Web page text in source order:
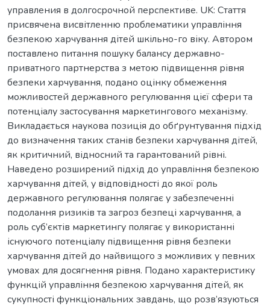
управления в долгосрочной перспективе. UK: Стаття
присвячена висвітленню проблематики управління
безпекою харчування дітей шкільно-го віку. Автором
поставлено питання пошуку балансу державно-
приватного партнерства з метою підвищення рівня
безпеки харчування, подано оцінку обмеження
можливостей державного регулювання цієї сфери та
потенціалу застосування маркетингового механізму.
Викладається наукова позиція до обґрунтування підхід
до визначення таких станів безпеки харчування дітей,
як критичний, відносний та гарантований рівні.
Наведено розширений підхід до управління безпекою
харчування дітей, у відповідності до якої роль
державного регулювання полягає у забезпеченні
подолання ризиків та загроз безпеці харчування, а
роль суб’єктів маркетингу полягає у використанні
існуючого потенціалу підвищення рівня безпеки
харчування дітей до найвищого з можливих у певних
умовах для досягнення рівня. Подано характеристику
функцій управління безпекою харчування дітей, як
сукупності функціональних завдань, що розв’язуються